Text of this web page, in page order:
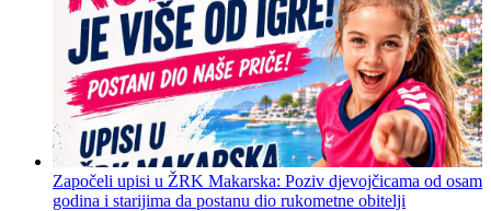
Započeli upisi u ŽRK Makarska: Poziv djevojčicama od osam
godina i starijima da postanu dio rukometne obitelji